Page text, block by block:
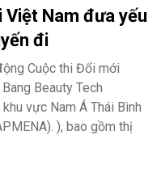
Việt Nam đưa yếu
đi
Cuộc thi Đổi mới
Beauty Tech
vực Nam Á Thái Bình
), bao gồm thị